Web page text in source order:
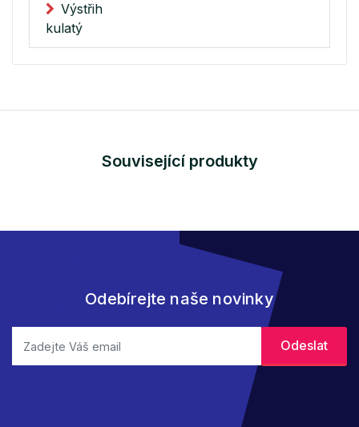
Výstřih
kulatý
Související produkty
Odebírejte naše novinky